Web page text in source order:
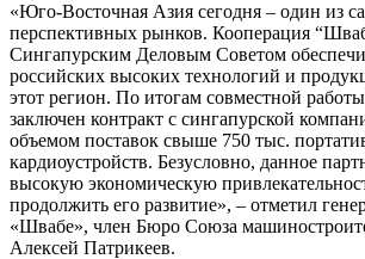
«Юго-Восточная Азия сегодня – один из
перспективных рынков. Кооперация
Сингапурским Деловым Советом
российских высоких технологий и
этот регион. По итогам совместной
заключен контракт с сингапурской
объемом поставок свыше 750 тыс.
кардиоустройств. Безусловно, данное
высокую экономическую
продолжить его развитие», – отметил
«Швабе», член Бюро Союза
Алексей Патрикеев.